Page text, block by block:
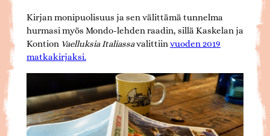
Kirjan monipuolisuus ja sen välittämä tunnelma
hurmasi myös Mondo-lehden raadin, sillä Kaskelan ja
Kontion Vaelluksia Italiassavalittiin vuoden 2019
matkakirjaksi.